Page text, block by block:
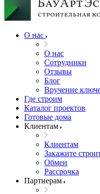
О нас
О нас
Сотрудники
Отзывы
Блог
Вручение
Где строим
Каталог проектов
Готовые дома
Клиентам
Клиентам
Закажите
Обмен
Рассрочка
Партнерам